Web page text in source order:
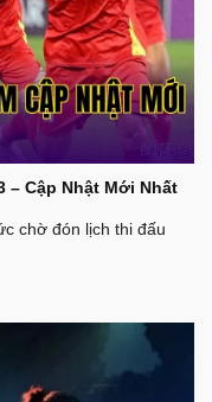
Nhật Mới Nhất
– Cập Nhật Mới Nhất
chờ đón lịch thi đấu